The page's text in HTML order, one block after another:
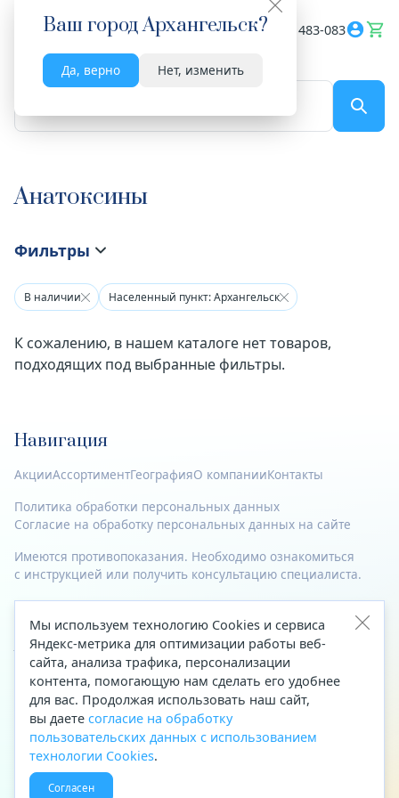
Ваш городАрхангельск?
Да, верно Нет, изменить
Весь сайт 8182 483-083
Анатоксины
Фильтры
В наличии Населенный пункт: Архангельск
К сожалению, в нашем каталоге нет товаров,
подходящих под выбранные фильтры.
Навигация
АкцииАссортиментГеографияО компанииКонтакты
Политика обработки персональных данных
Согласие на обработку персональных данных на сайте
Имеются противопоказания. Необходимо ознакомиться
с инструкцией или получить консультацию специалиста.
© 2023—2026 Все права защищены.
Адрес
Архангельск, ул. Папанина, д. 19 (вход в здание со стороны
автоцентра «Тойота»)
Приемная Генерального директора
Телефон
+7 (8182) 63-60-31
Факс
+7 (8182) 68-66-71
Эл. почта
office@aptekaf.ru
Мы используем технологию Cookies и сервиса
Яндекс-метрика для оптимизации работы веб-
сайта, анализа трафика, персонализации
контента, помогающую нам сделать его удобнее
для вас. Продолжая использовать наш сайт,
вы даете согласие на обработку
пользовательских данных с использованием
технологии Cookies.
Согласен